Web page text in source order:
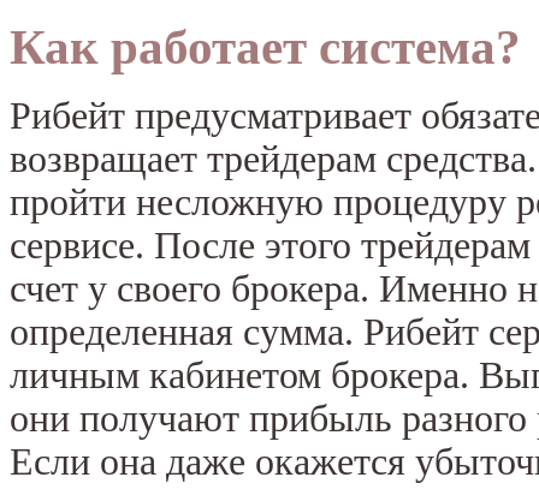
Как работает система?
Рибейт предусматривает
возвращает трейдерам
пройти несложную процедуру
сервисе. После этого
счет у своего брокера. Именно
определенная сумма. Рибейт
личным кабинетом брокера.
они получают прибыль
Если она даже окажется